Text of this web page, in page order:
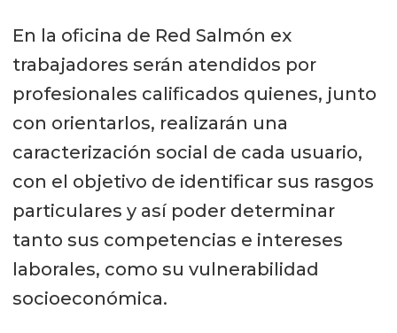
En la oficina de Red Salmón ex
trabajadores serán atendidos por
profesionales calificados quienes, junto
con orientarlos, realizarán una
caracterización social de cada usuario,
con el objetivo de identificar sus rasgos
particulares y así poder determinar
tanto sus competencias e intereses
laborales, como su vulnerabilidad
socioeconómica.